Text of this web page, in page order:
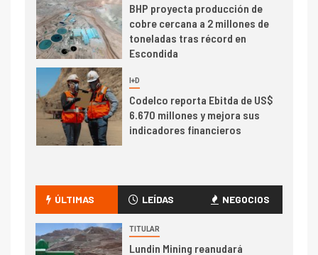
BHP proyecta producción de
cobre cercana a 2 millones de
toneladas tras récord en
Escondida
I+D
Codelco reporta Ebitda de US$
6.670 millones y mejora sus
indicadores financieros
camión 100% eléctrico para
transportar cátodos al Puerto
de San Antonio
2
ÚLTIMAS LEÍDAS NEGOCIOS
TITULAR
Lundin Mining reanudará